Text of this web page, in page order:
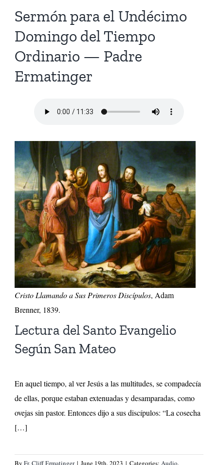
Talks
Prayers
Recommended Books
Donate
for:
Sermón para el Undécimo
Domingo del Tiempo
Ordinario — Padre
Ermatinger
Cristo Llamando a Sus Primeros Discípulos, Adam
Brenner, 1839.
Lectura del Santo Evangelio
Según San Mateo
En aquel tiempo, al ver Jesús a las multitudes, se compadecía
de ellas, porque estaban extenuadas y desamparadas, como
ovejas sin pastor. Entonces dijo a sus discípulos: “La cosecha
[…]
By Fr. Cliff Ermatinger | June 19th, 2023 | Categories: Audio,